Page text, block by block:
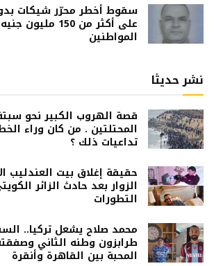
سقوط أخطر محرّر شيكات
على أكثر من 150
المواطنين
نشر حديثا
قصة الهروب الكبير نحو
المحتلتين . من كان وراء
تداعيات ذلك ؟
حقيقة إغلاق بيت العندليب
الزوار بعد حادث الزائر
التطورات
محمد صلاح يشعل تركيا..
طرابزون وطنه الثاني
المحبة بين القاهرة وأنقرة